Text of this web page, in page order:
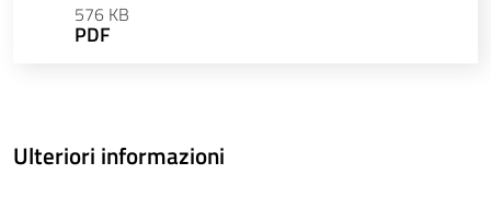
576 KB
PDF
Ulteriori informazioni